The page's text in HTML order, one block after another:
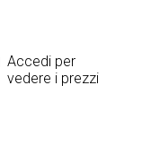
Accedi per
vedere i prezzi